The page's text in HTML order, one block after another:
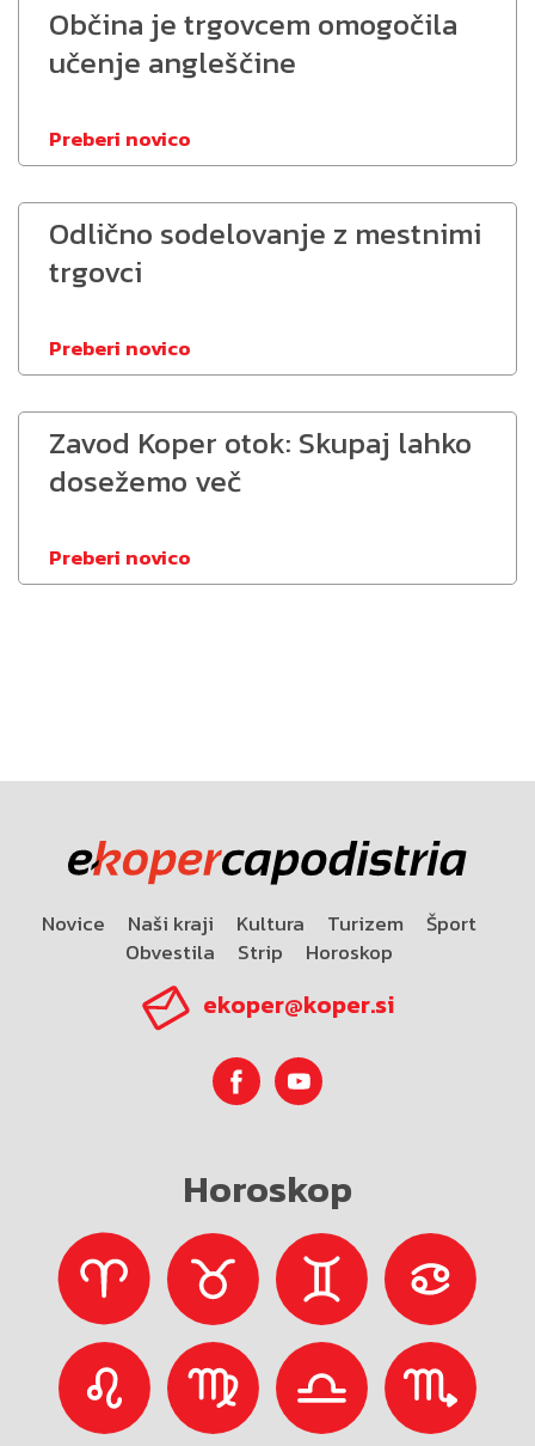
Občina je trgovcem omogočila
učenje angleščine
Preberi novico
Odlično sodelovanje z mestnimi
trgovci
Preberi novico
Zavod Koper otok: Skupaj lahko
dosežemo več
Preberi novico
Novice Naši kraji Kultura Turizem
Šport
Obvestila
Strip Horoskop
ekoper@koper.si
Horoskop